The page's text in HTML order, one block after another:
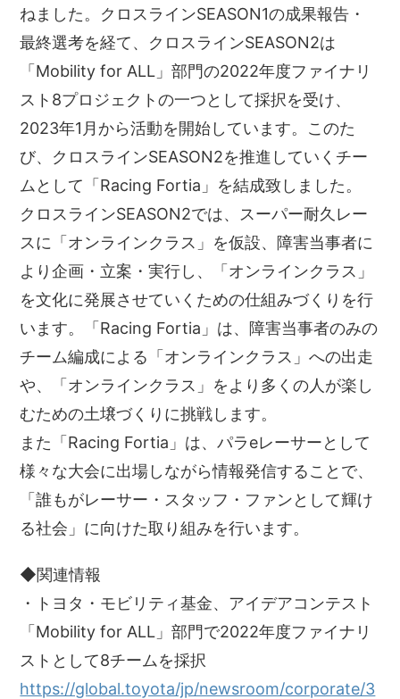
ねました。クロスラインSEASON1の成果報告・
最終選考を経て、クロスラインSEASON2は
「Mobility for ALL」部門の2022年度ファイナリ
スト8プロジェクトの一つとして採択を受け、
2023年1月から活動を開始しています。このた
び、クロスラインSEASON2を推進していくチー
ムとして「Racing Fortia」を結成致しました。
クロスラインSEASON2では、スーパー耐久レー
スに「オンラインクラス」を仮設、障害当事者に
より企画・立案・実行し、「オンラインクラス」
を文化に発展させていくための仕組みづくりを行
います。「Racing Fortia」は、障害当事者のみの
チーム編成による「オンラインクラス」への出走
や、「オンラインクラス」をより多くの人が楽し
むための土壌づくりに挑戦します。
また「Racing Fortia」は、パラeレーサーとして
様々な大会に出場しながら情報発信することで、
「誰もがレーサー・スタッフ・ファンとして輝け
る社会」に向けた取り組みを行います。
◆関連情報
・トヨタ・モビリティ基金、アイデアコンテスト
「Mobility for ALL」部門で2022年度ファイナリ
ストとして8チームを採択
https://global.toyota/jp/newsroom/corporate/3